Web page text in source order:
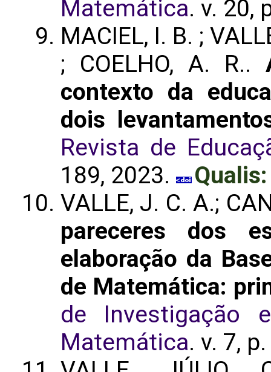
Matemática. v. 20,
MACIEL, I. B. ;
; COELHO, A. R..
contexto da
dois
Revista de
189, 2023.
VALLE, J. C. A.;
pareceres dos
elaboração da
de Matemática:
de Investigação
Matemática. v. 7,